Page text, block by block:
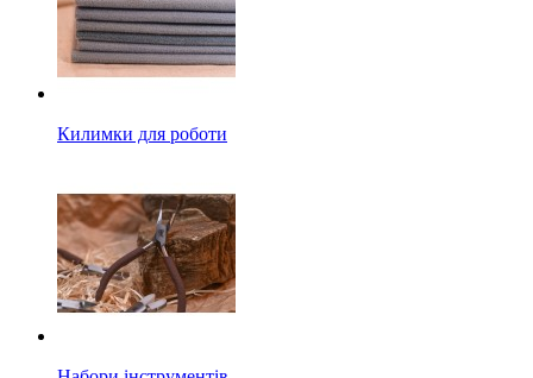
Килимки для роботи